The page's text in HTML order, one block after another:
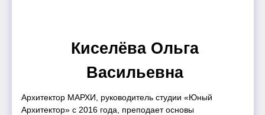
Киселёва Ольга
Васильевна
Архитектор МАРХИ, руководитель студии «Юный
Архитектор» с 2016 года, преподает основы